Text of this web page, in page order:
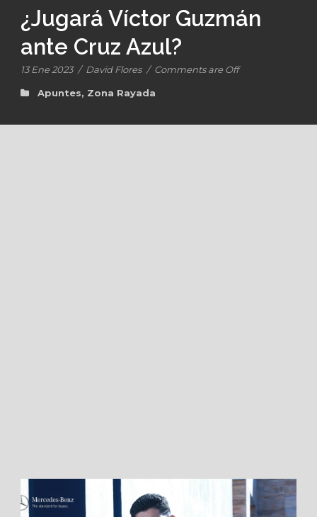
¿Jugará Víctor Guzmán
ante Cruz Azul?
13 Ene 2023 / David Flores / Comments are Off
Apuntes, Zona Rayada